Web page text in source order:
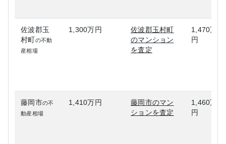
佐波郡玉
村町の不動
産相場
1,300万円
佐波郡玉村町
のマンション
を査定
1,470万
円
藤岡市の不
動産相場
1,410万円
藤岡市のマン
ションを査定
1,460万
円